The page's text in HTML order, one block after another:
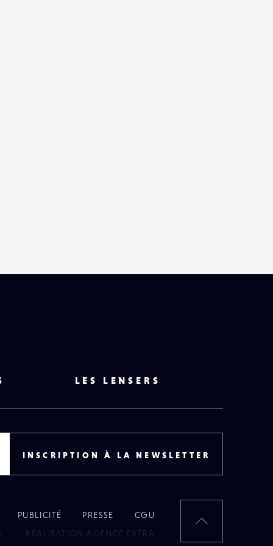
LES LENSERS
INSCRIPTION À LA NEWSLETTER
PUBLICITÉ PRESSE
CGU
RÉALISATION AGENCE EXTRA